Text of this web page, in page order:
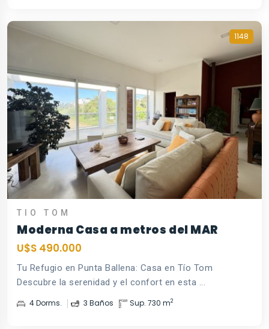
1148
TIO TOM
Moderna Casa a metros del MAR
U$S 490.000
Tu Refugio en Punta Ballena: Casa en Tío Tom
Descubre la serenidad y el confort en esta ...
4 Dorms. 3 Baños Sup. 730 m2